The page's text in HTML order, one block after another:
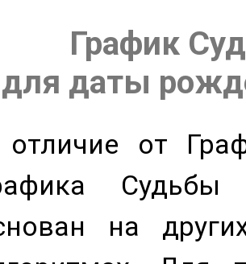
График
для даты
от
на